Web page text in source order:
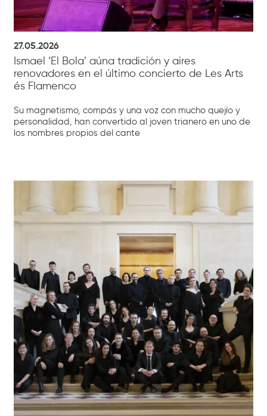
27.05.2026
Ismael ‘El Bola’ aúna tradición y aires
renovadores en el último concierto de Les Arts
és Flamenco
Su magnetismo, compás y una voz con mucho quejío y
personalidad, han convertido al joven trianero en uno de
los nombres propios del cante